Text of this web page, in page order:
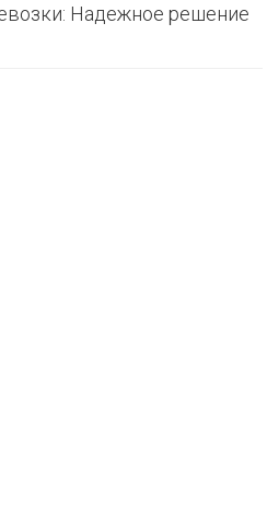
Надежное решение